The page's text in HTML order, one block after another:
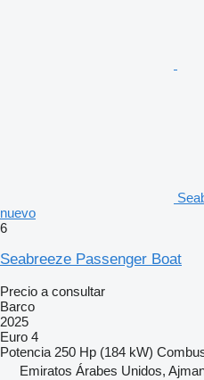
nuevo
6
Seabreeze Passenger Boat
Precio a consultar
Barco
2025
Euro 4
Potencia 250 Hp (184 kW)
Emiratos Árabes Unidos,